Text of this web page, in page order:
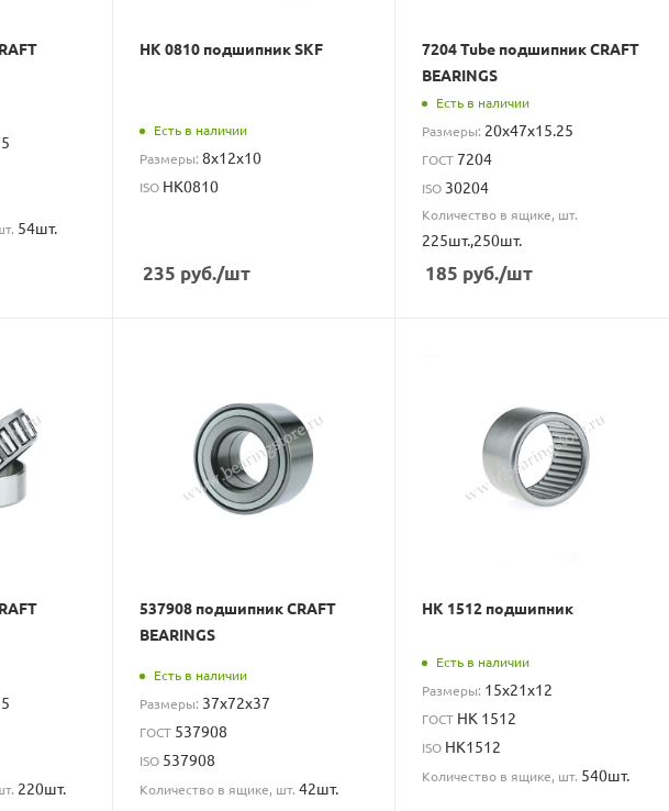
54шт.
HK 0810 подшипник SKF
Есть в наличии
Размеры:8x12x10
ISO HK0810
235 руб./шт
7204 Tube подшипник CRAFT
BEARINGS
Есть в наличии
Размеры: 20x47x15.25
ГОСТ7204
ISO 30204
Количество в ящике, шт.
225шт.,250шт.
185 руб./шт
220шт.
537908 подшипник CRAFT
BEARINGS
Есть в наличии
Размеры: 37x72x37
ГОСТ 537908
ISO 537908
Количество в ящике, шт.42шт.
HK 1512 подшипник
Есть в наличии
Размеры: 15x21x12
ГОСТ HK 1512
ISO HK1512
Количество в ящике, шт. 540шт.